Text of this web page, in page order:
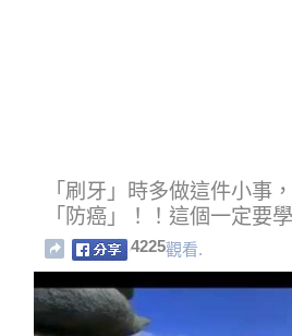
「刷牙」時多做這件小事
「防癌」！！這個一定要學
4225觀看.